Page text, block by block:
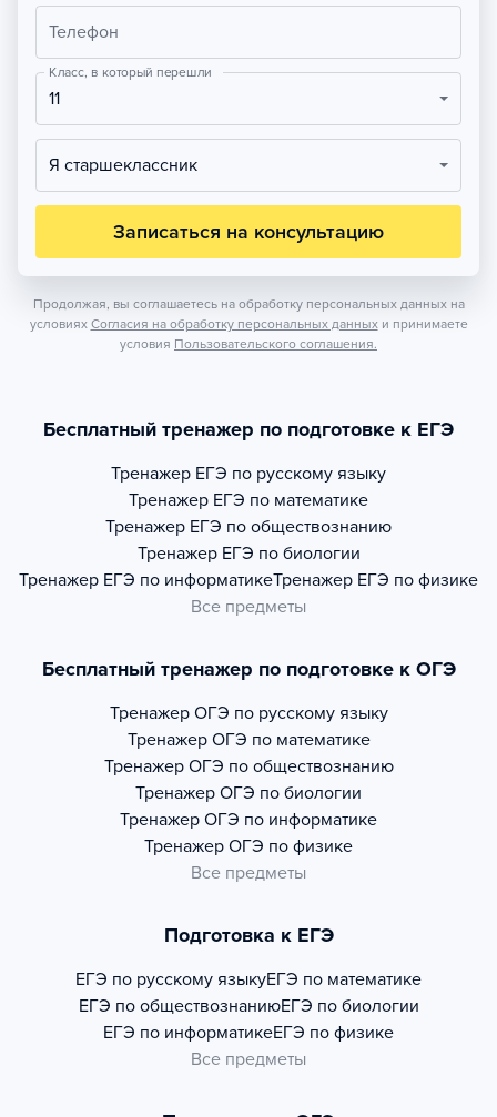
Телефон
Класс, в который перешли
11
Я старшеклассник
Записаться на консультацию
Продолжая, вы соглашаетесь на обработку персональных данных на
условиях Согласия на обработку персональных данных и принимаете
условия Пользовательского соглашения.
Бесплатный тренажер по подготовке к ЕГЭ
Тренажер ЕГЭ по русскому языку
Тренажер ЕГЭ по математике
Тренажер ЕГЭ по обществознанию
Тренажер ЕГЭ по биологии
Тренажер ЕГЭ по информатикеТренажер ЕГЭ по физике
Все предметы
Бесплатный тренажер по подготовке к ОГЭ
Тренажер ОГЭ по русскому языку
Тренажер ОГЭ по математике
Тренажер ОГЭ по обществознанию
Тренажер ОГЭ по биологии
Тренажер ОГЭ по информатике
Тренажер ОГЭ по физике
Все предметы
Подготовка к ЕГЭ
ЕГЭ по русскому языкуЕГЭ по математике
ЕГЭ по обществознаниюЕГЭ по биологии
ЕГЭ по информатикеЕГЭ по физике
Все предметы